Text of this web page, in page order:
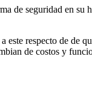
de seguridad en
este respecto de de
de costos y